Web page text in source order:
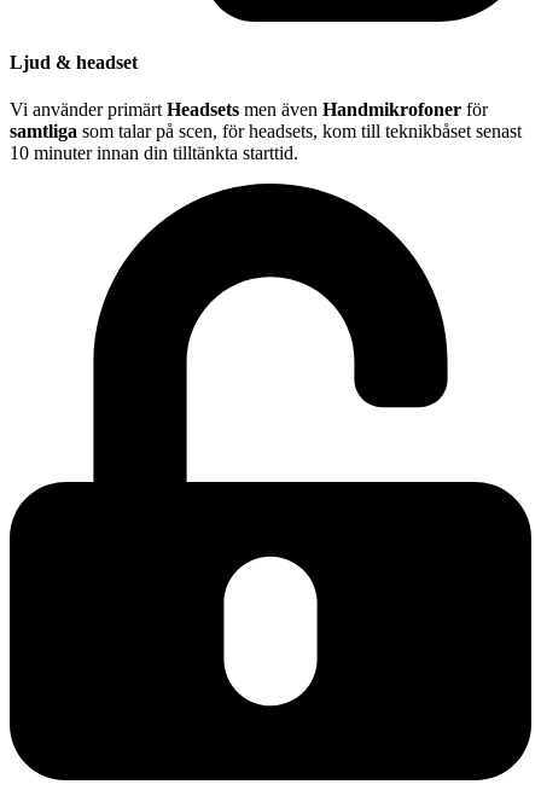
Ljud & headset
Vi använder primärt Headsets men även Handmikrofoner för
samtliga som talar på scen, för headsets, kom till teknikbåset senast
10 minuter innan din tilltänkta starttid.